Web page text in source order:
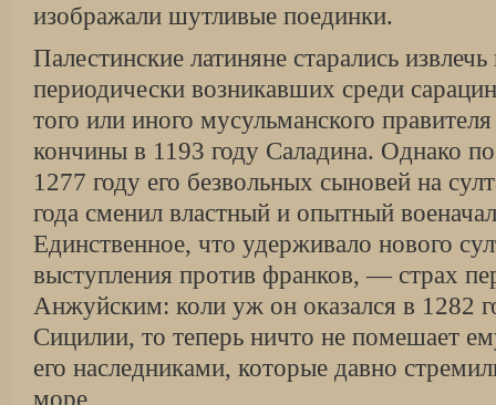
изображали шутливые поединки.
Палестинские латиняне старались
периодически возникавших среди
того или иного мусульманского
кончины в 1193 году Саладина. Однако
1277 году его безвольных сыновей на
года сменил властный и опытный
Единственное, что удерживало нового
выступления против франков, — страх
Анжуйским: коли уж он оказался в 1282
Сицилии, то теперь ничто не помешает
его наследниками, которые давно
море